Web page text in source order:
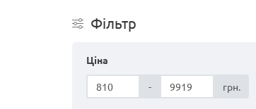
Фільтр
Ціна
- грн.